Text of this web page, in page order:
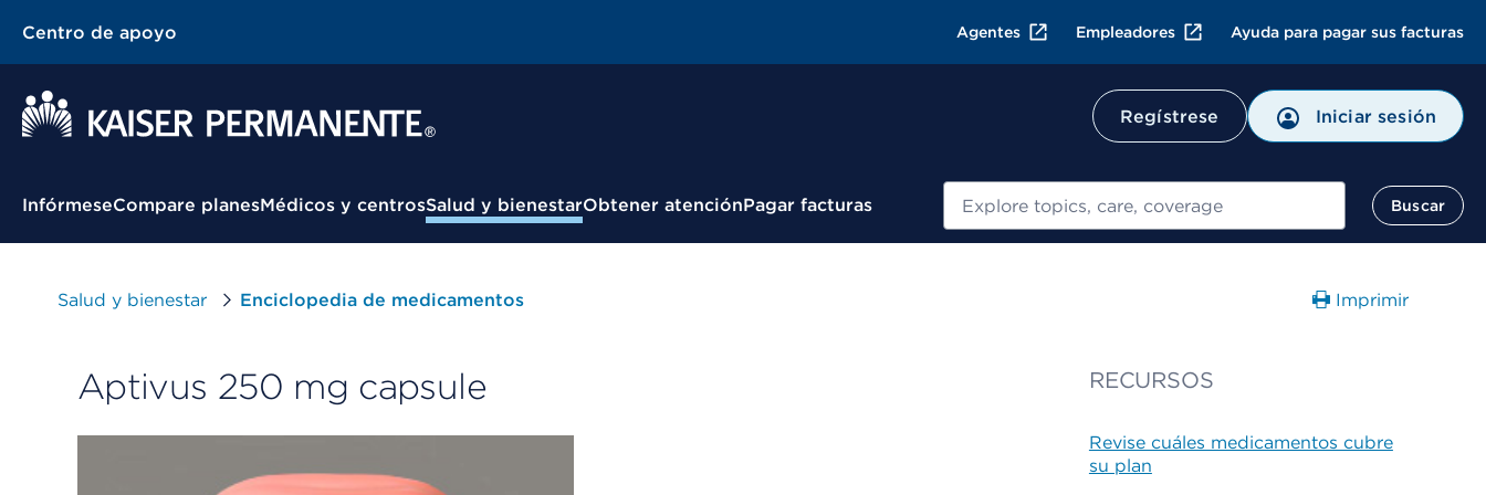
Centro de apoyo Agentes Empleadores Ayuda para pagar sus facturas
Regístrese Iniciar sesión
Menú contextual
InfórmeseCompare planesMédicos y centrosSalud y bienestarObtener atenciónPagar facturas Buscar
Salud y bienestar Enciclopedia de medicamentos Imprimir
Aptivus 250 mg capsule RECURSOS
Revise cuáles medicamentos cubre
su plan